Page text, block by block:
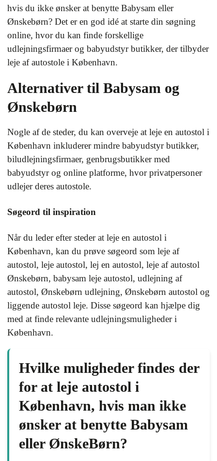
hvis du ikke ønsker at benytte Babysam eller
Ønskebørn? Det er en god idé at starte din søgning
online, hvor du kan finde forskellige
udlejningsfirmaer og babyudstyr butikker, der tilbyder
leje af autostole i København.
Alternativer til Babysam og
Ønskebørn
Nogle af de steder, du kan overveje at leje en autostol i
København inkluderer mindre babyudstyr butikker,
biludlejningsfirmaer, genbrugsbutikker med
babyudstyr og online platforme, hvor privatpersoner
udlejer deres autostole.
Søgeord til inspiration
Når du leder efter steder at leje en autostol i
København, kan du prøve søgeord som leje af
autostol, leje autostol, lej en autostol, leje af autostol
Ønskebørn, babysam leje autostol, udlejning af
autostol, Ønskebørn udlejning, Ønskebørn autostol og
liggende autostol leje. Disse søgeord kan hjælpe dig
med at finde relevante udlejningsmuligheder i
København.
Hvilke muligheder findes der
for at leje autostol i
København, hvis man ikke
ønsker at benytte Babysam
eller ØnskeBørn?